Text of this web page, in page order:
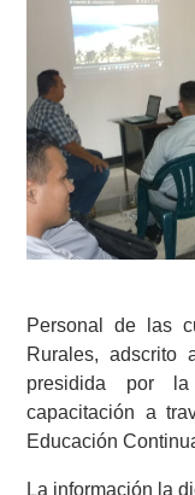
Personal de las
Rurales, adscrito
presidida por
capacitación a
Educación
La información la